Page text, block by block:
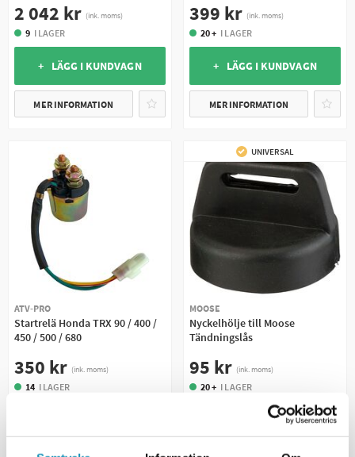
2 042 kr (ink. moms)
9 I LAGER
+ LÄGG I KUNDVAGN
MER INFORMATION
399 kr (ink. moms)
20 + I LAGER
+ LÄGG I KUNDVAGN
MER INFORMATION
ATV-PRO
Startrelä Honda TRX 90 / 400 /
450 / 500 / 680
350 kr (ink. moms)
14 I LAGER
UNIVERSAL
MOOSE
Nyckelhölje till Moose
Tändningslås
95 kr (ink. moms)
20 + I LAGER
+ LÄGG I KUNDVAGN